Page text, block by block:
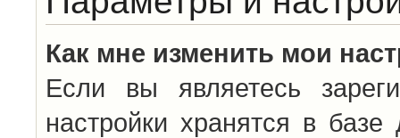
Как мне изменить мои
Если вы являетесь
настройки хранятся в